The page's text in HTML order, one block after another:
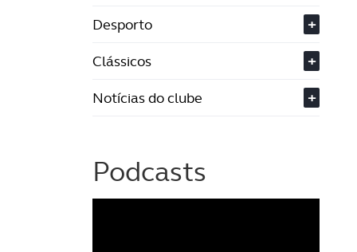
Desporto
+
Clássicos
+
Notícias do clube
+
Podcasts